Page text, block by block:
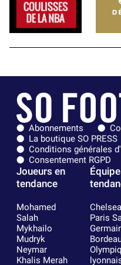
Abonnements
La boutique SO PRESS
Conditions générales
Consentement RGPD
Joueurs en
tendance
Mohamed
Salah
Mykhailo
Mudryk
Neymar
Khalis Merah
Chelsea
Paris